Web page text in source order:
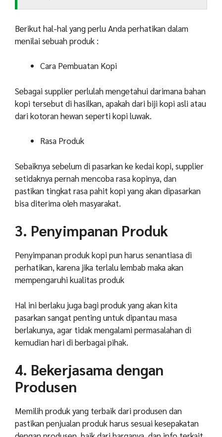
Berikut hal-hal yang perlu Anda perhatikan dalam
menilai sebuah produk :
Cara Pembuatan Kopi
Sebagai supplier perlulah mengetahui darimana bahan
kopi tersebut di hasilkan, apakah dari biji kopi asli atau
dari kotoran hewan seperti kopi luwak.
Rasa Produk
Sebaiknya sebelum di pasarkan ke kedai kopi, supplier
setidaknya pernah mencoba rasa kopinya, dan
pastikan tingkat rasa pahit kopi yang akan dipasarkan
bisa diterima oleh masyarakat.
3. Penyimpanan Produk
Penyimpanan produk kopi pun harus senantiasa di
perhatikan, karena jika terlalu lembab maka akan
mempengaruhi kualitas produk
Hal ini berlaku juga bagi produk yang akan kita
pasarkan sangat penting untuk dipantau masa
berlakunya, agar tidak mengalami permasalahan di
kemudian hari di berbagai pihak.
4. Bekerjasama dengan
Produsen
Memilih produk yang terbaik dari produsen dan
pastikan penjualan produk harus sesuai kesepakatan